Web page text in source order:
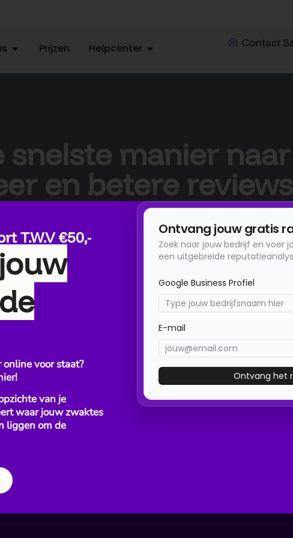
Prijzen Helpcenter Contact
snelste manier naar
en betere reviews
Krijg meer klanten en een betere reputatie in minder tijd
Ontvang snel je eerste reviews
T.W.V €50,-
voor staat?
van je
waar jouw zwaktes
liggen om de